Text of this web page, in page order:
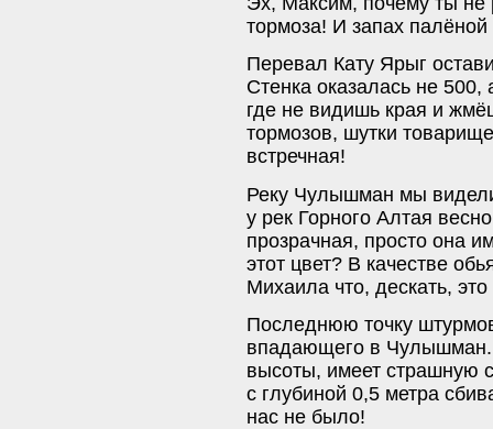
тормоза! И запах
Перевал Кату Ярыг
Стенка оказалась не
где не видишь края и
тормозов, шутки
встречная!
Реку Чулышман мы
у рек Горного Алтая
прозрачная, просто она
этот цвет? В качестве
Михаила что, дескать,
Последнюю точку
впадающего в Чулышман.
высоты, имеет страшную
с глубиной 0,5 метра
нас не было!